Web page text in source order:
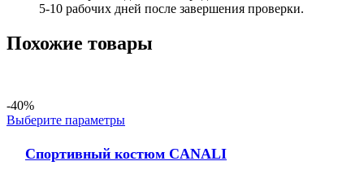
5-10 рабочих дней после завершения проверки.
Похожие товары
-40%
Выберите параметры
Спортивный костюм CANALI